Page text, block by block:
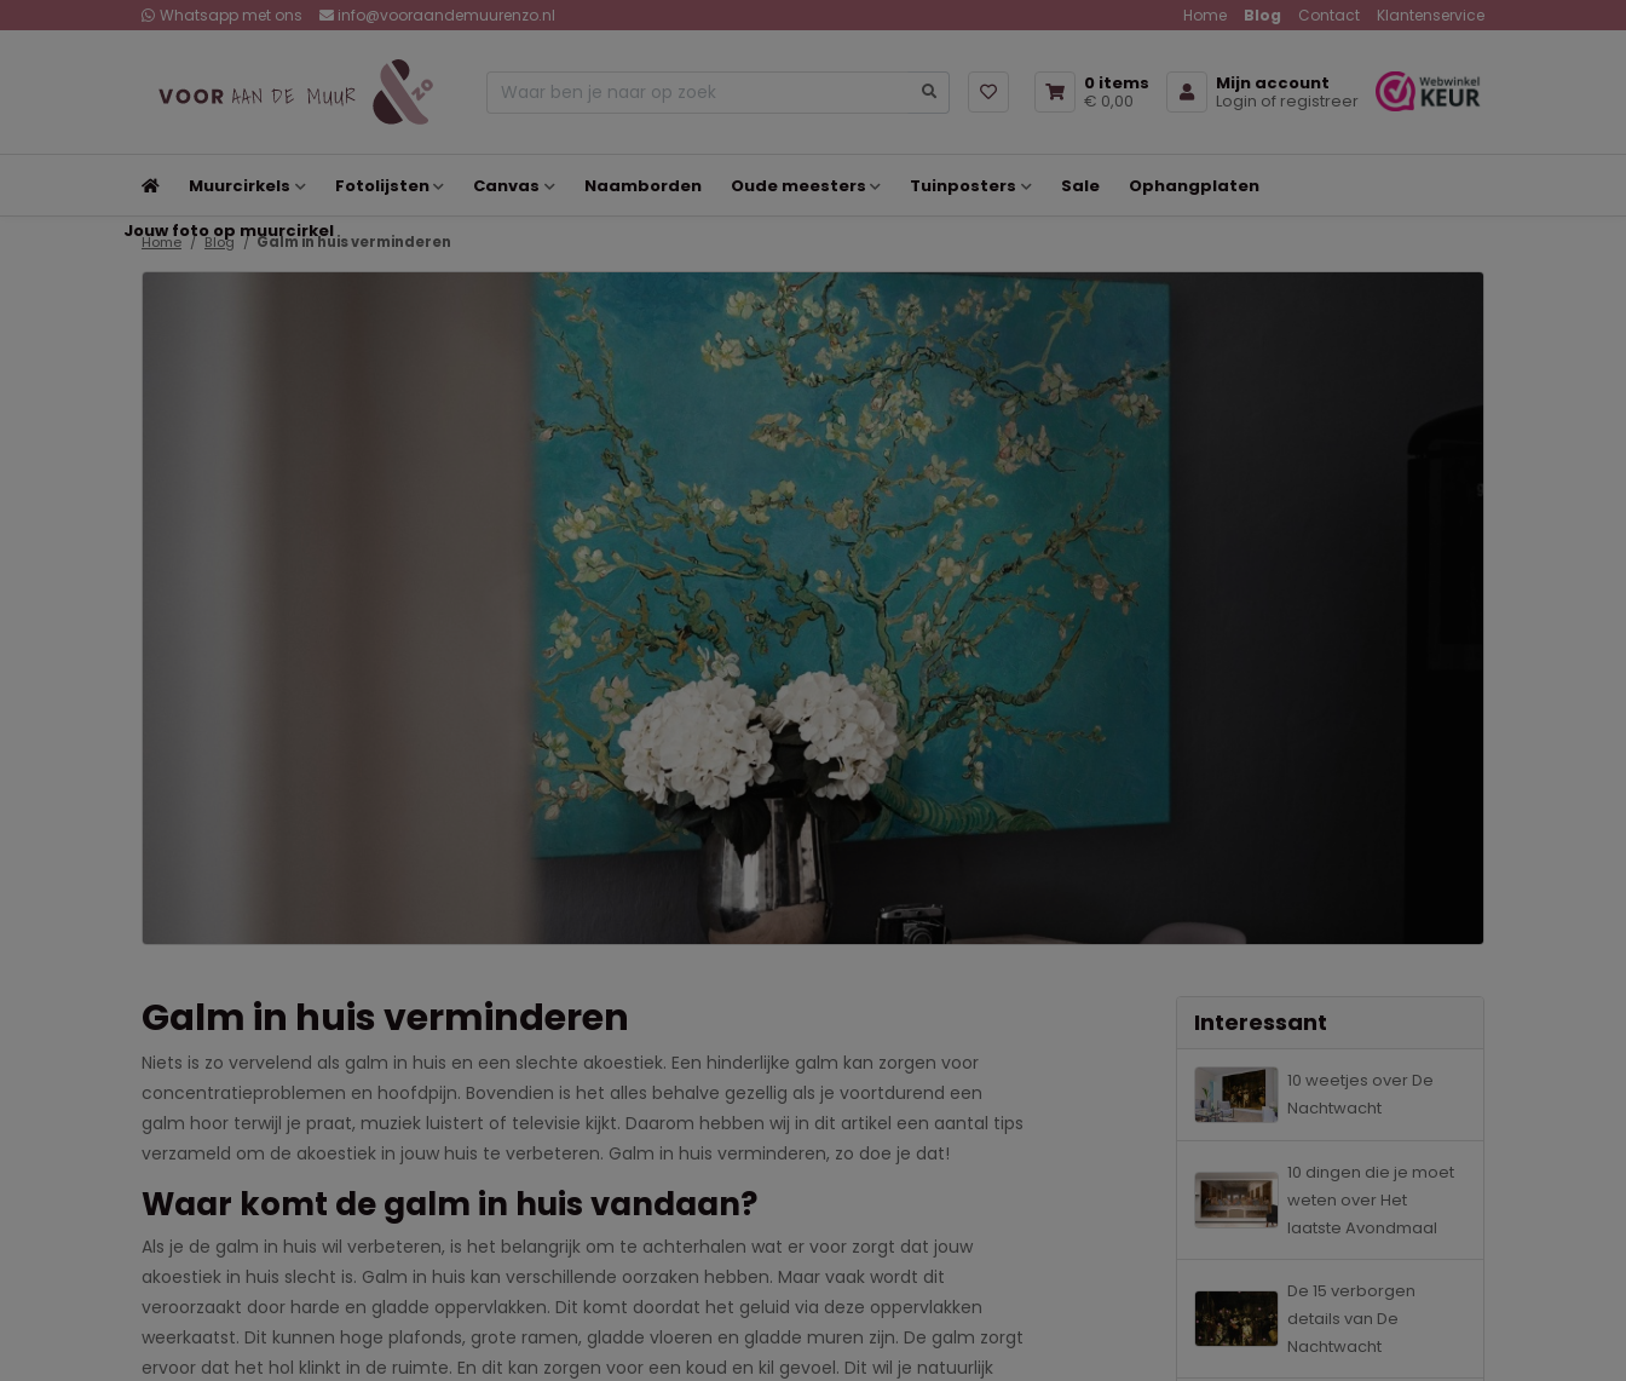
Whatsapp met ons info@vooraandemuurenzo.nl Home Blog Contact Klantenservice
0 items
€ 0,00
Mijn account
Login of registreer
Muurcirkels Fotolijsten Canvas Naamborden Oude meesters Tuinposters Sale
Ophangplaten
Jouw foto op muurcirkel
Home Blog Galm in huis verminderen
Galm in huis verminderen
Niets is zo vervelend als galm in huis en een slechte akoestiek. Een hinderlijke galm kan zorgen voor
concentratieproblemen en hoofdpijn. Bovendien is het alles behalve gezellig als je voortdurend een
galm hoor terwijl je praat, muziek luistert of televisie kijkt. Daarom hebben wij in dit artikel een aantal tips
verzameld om de akoestiek in jouw huis te verbeteren. Galm in huis verminderen, zo doe je dat!
Waar komt de galm in huis vandaan?
Als je de galm in huis wil verbeteren, is het belangrijk om te achterhalen wat er voor zorgt dat jouw
akoestiek in huis slecht is. Galm in huis kan verschillende oorzaken hebben. Maar vaak wordt dit
veroorzaakt door harde en gladde oppervlakken. Dit komt doordat het geluid via deze oppervlakken
weerkaatst. Dit kunnen hoge plafonds, grote ramen, gladde vloeren en gladde muren zijn. De galm zorgt
ervoor dat het hol klinkt in de ruimte. En dit kan zorgen voor een koud en kil gevoel. Dit wil je natuurlijk
Interessant
10 weetjes over De
Nachtwacht
10 dingen die je moet
weten over Het
laatste Avondmaal
De 15 verborgen
details van De
Nachtwacht